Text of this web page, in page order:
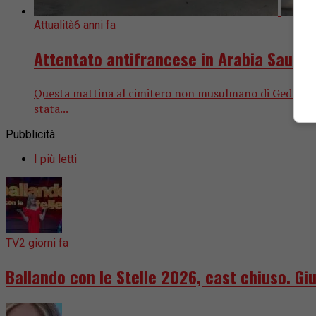
Attualità6 anni fa
Attentato antifrancese in Arabia
Questa mattina al cimitero non musulmano di Gedda,
stata...
Pubblicità
I più letti
TV2 giorni fa
Ballando con le Stelle 2026, cast chiuso.